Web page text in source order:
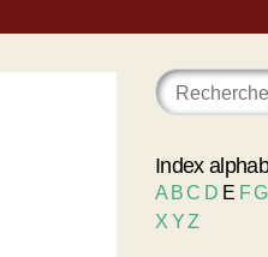
Index
A BC D E FG
X YZ